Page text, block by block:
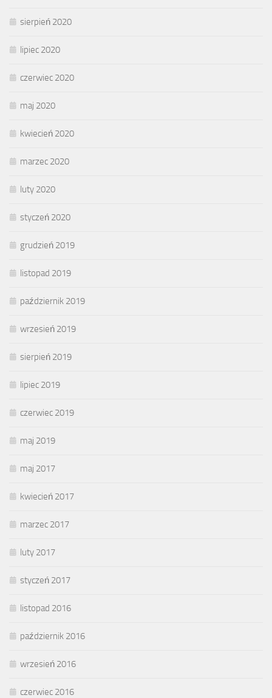
sierpień 2020
lipiec 2020
czerwiec 2020
maj 2020
kwiecień 2020
marzec 2020
luty 2020
styczeń 2020
grudzień 2019
listopad 2019
październik 2019
wrzesień 2019
sierpień 2019
lipiec 2019
czerwiec 2019
maj 2019
maj 2017
kwiecień 2017
marzec 2017
luty 2017
styczeń 2017
listopad 2016
październik 2016
wrzesień 2016
czerwiec 2016